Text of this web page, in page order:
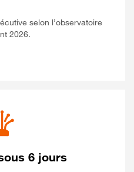
selon l’observatoire
2026.
6 jours